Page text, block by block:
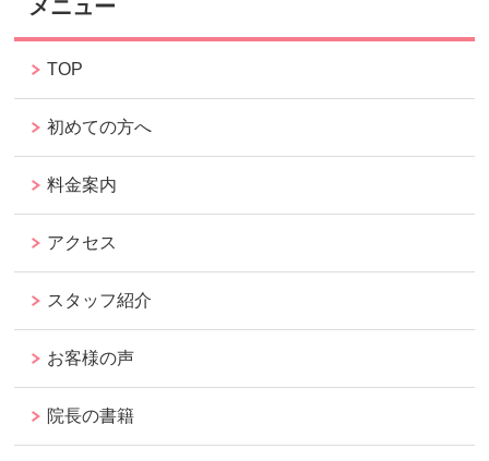
メニュー
TOP
初めての方へ
料金案内
アクセス
スタッフ紹介
お客様の声
院長の書籍